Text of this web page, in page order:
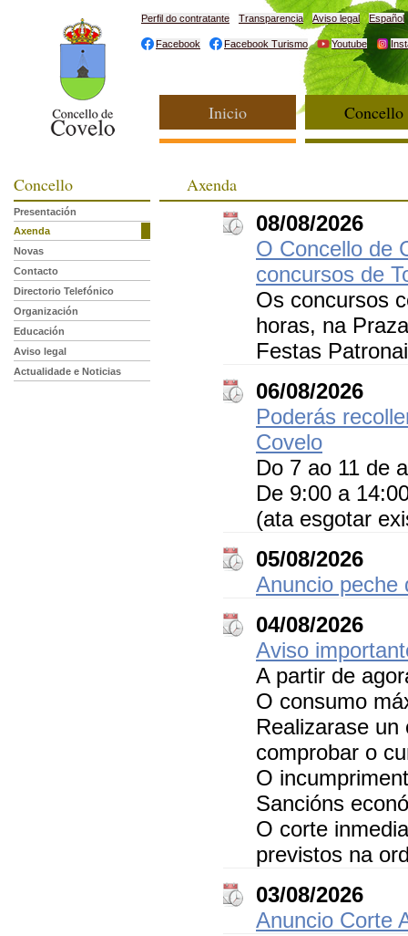
Perfil do contratante Transparencia Aviso legal Español
Facebook Facebook Turismo Youtube
Inicio Concello
Concello
Presentación
Axenda
Novas
Contacto
Directorio Telefónico
Organización
Educación
Aviso legal
Actualidade e Noticias
Axenda
08/08/2026
O Concello de
concursos de
Os concursos
horas, na
Festas
06/08/2026
Poderás
Covelo
Do 7 ao 11 de
De 9:00 a
(ata esgotar
05/08/2026
Anuncio peche
04/08/2026
Aviso
A partir de
O consumo
Realizarase
comprobar o
O
Sancións
O corte
previstos na
03/08/2026
Anuncio Corte